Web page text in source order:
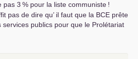
pas 3 % pour la liste communiste !
pas de dire qu’ il faut que la BCE prête
services publics pour que le Prolétariat